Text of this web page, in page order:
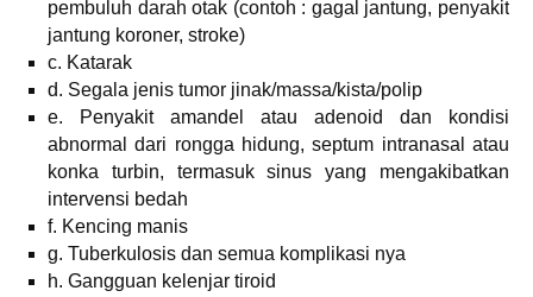
pembuluh darah otak (contoh : gagal jantung, penyakit
jantung koroner, stroke)
c. Katarak
d. Segala jenis tumor jinak/massa/kista/polip
e. Penyakit amandel atau adenoid dan kondisi
abnormal dari rongga hidung, septum intranasal atau
konka turbin, termasuk sinus yang mengakibatkan
intervensi bedah
f. Kencing manis
g. Tuberkulosis dan semua komplikasi nya
h. Gangguan kelenjar tiroid